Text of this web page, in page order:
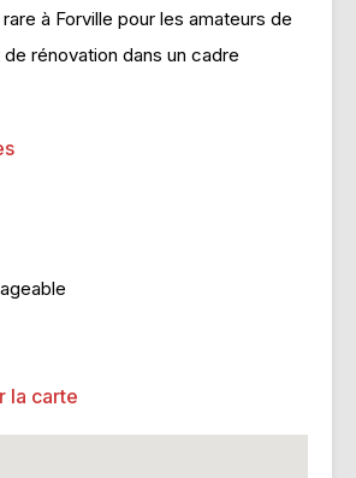
à Forville pour les amateurs de
rénovation dans un cadre
la carte